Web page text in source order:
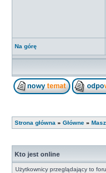
Na górę
Strona główna » Główne »
Kto jest online
Użytkownicy przeglądający to